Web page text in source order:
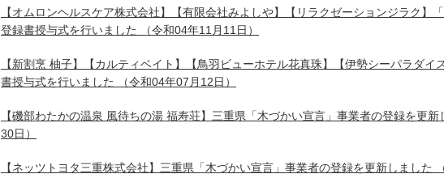
【オムロンヘルスケア株式会社】【有限会社みよしや】【リラクゼーションジラク】
登録書授与式を行いました
（令和04年11月11日）
【新割烹 柚子】【カルティベイト】【鳥羽ビューホテル花真珠】【伊勢シーパラダイ
書授与式を行いました
（令和04年07月12日）
【磯部わたかの温泉 風待ちの湯 福寿荘】三重県「木づかい宣言」事業者の登録を更新
30日）
【ネッツトヨタ三重株式会社】三重県「木づかい宣言」事業者の登録を更新しました